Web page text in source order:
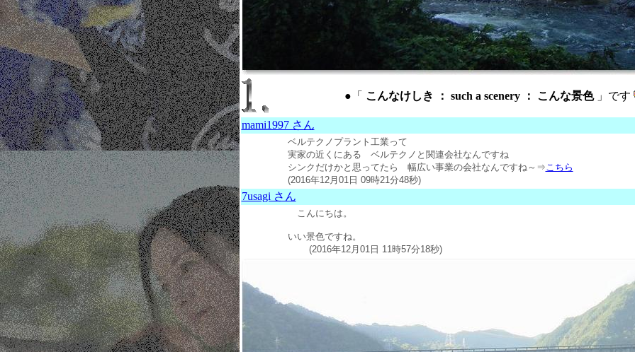
●「 こんなけしき ： such a scenery ： こんな景色」です
mami1997 さん
ベルテクノプラント工業って
実家の近くにある ベルテクノと関連会社なんですね
シンクだけかと思ってたら 幅広い事業の会社なんですね～ ⇒こちら
(2016年12月01日 09時21分48秒)
7usagi さん
こんにちは。
いい景色ですね。
(2016年12月01日 11時57分18秒)